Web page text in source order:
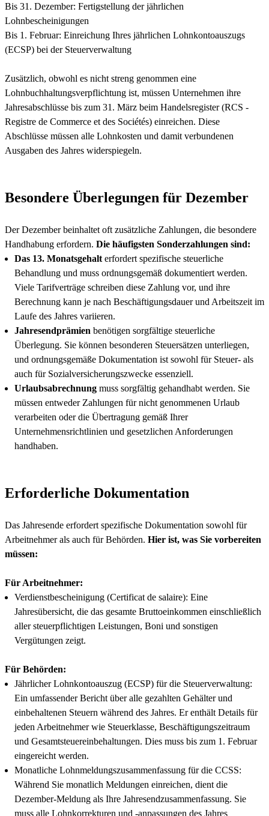
Bis 31. Dezember: Fertigstellung der jährlichen
Lohnbescheinigungen
Bis 1. Februar: Einreichung Ihres jährlichen Lohnkontoauszugs
(ECSP) bei der Steuerverwaltung
Zusätzlich, obwohl es nicht streng genommen eine
Lohnbuchhaltungsverpflichtung ist, müssen Unternehmen ihre
Jahresabschlüsse bis zum 31. März beim Handelsregister (RCS -
Registre de Commerce et des Sociétés) einreichen. Diese
Abschlüsse müssen alle Lohnkosten und damit verbundenen
Ausgaben des Jahres widerspiegeln.
Besondere Überlegungen für Dezember
Der Dezember beinhaltet oft zusätzliche Zahlungen, die besondere
Handhabung erfordern. Die häufigsten Sonderzahlungen sind:
Das 13. Monatsgehalt erfordert spezifische steuerliche
Behandlung und muss ordnungsgemäß dokumentiert werden.
Viele Tarifverträge schreiben diese Zahlung vor, und ihre
Berechnung kann je nach Beschäftigungsdauer und Arbeitszeit im
Laufe des Jahres variieren.
Jahresendprämien benötigen sorgfältige steuerliche
Überlegung. Sie können besonderen Steuersätzen unterliegen,
und ordnungsgemäße Dokumentation ist sowohl für Steuer- als
auch für Sozialversicherungszwecke essenziell.
Urlaubsabrechnung muss sorgfältig gehandhabt werden. Sie
müssen entweder Zahlungen für nicht genommenen Urlaub
verarbeiten oder die Übertragung gemäß Ihrer
Unternehmensrichtlinien und gesetzlichen Anforderungen
handhaben.
Erforderliche Dokumentation
Das Jahresende erfordert spezifische Dokumentation sowohl für
Arbeitnehmer als auch für Behörden. Hier ist, was Sie vorbereiten
müssen:
Für Arbeitnehmer:
Verdienstbescheinigung (Certificat de salaire): Eine
Jahresübersicht, die das gesamte Bruttoeinkommen einschließlich
aller steuerpflichtigen Leistungen, Boni und sonstigen
Vergütungen zeigt.
Für Behörden:
Jährlicher Lohnkontoauszug (ECSP) für die Steuerverwaltung:
Ein umfassender Bericht über alle gezahlten Gehälter und
einbehaltenen Steuern während des Jahres. Er enthält Details für
jeden Arbeitnehmer wie Steuerklasse, Beschäftigungszeitraum
und Gesamtsteuereinbehaltungen. Dies muss bis zum 1. Februar
eingereicht werden.
Monatliche Lohnmeldungszusammenfassung für die CCSS:
Während Sie monatlich Meldungen einreichen, dient die
Dezember-Meldung als Ihre Jahresendzusammenfassung. Sie
muss alle Lohnkorrekturen und -anpassungen des Jahres